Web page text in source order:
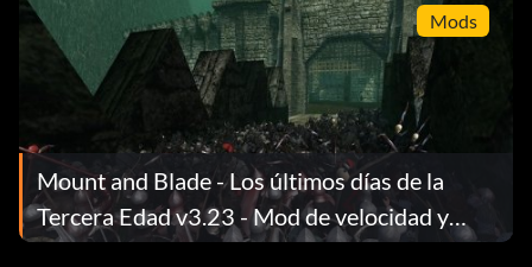
Mods
Mount and Blade - Los últimos días de la
Tercera Edad v3.23 - Mod de velocidad y
estabilidad